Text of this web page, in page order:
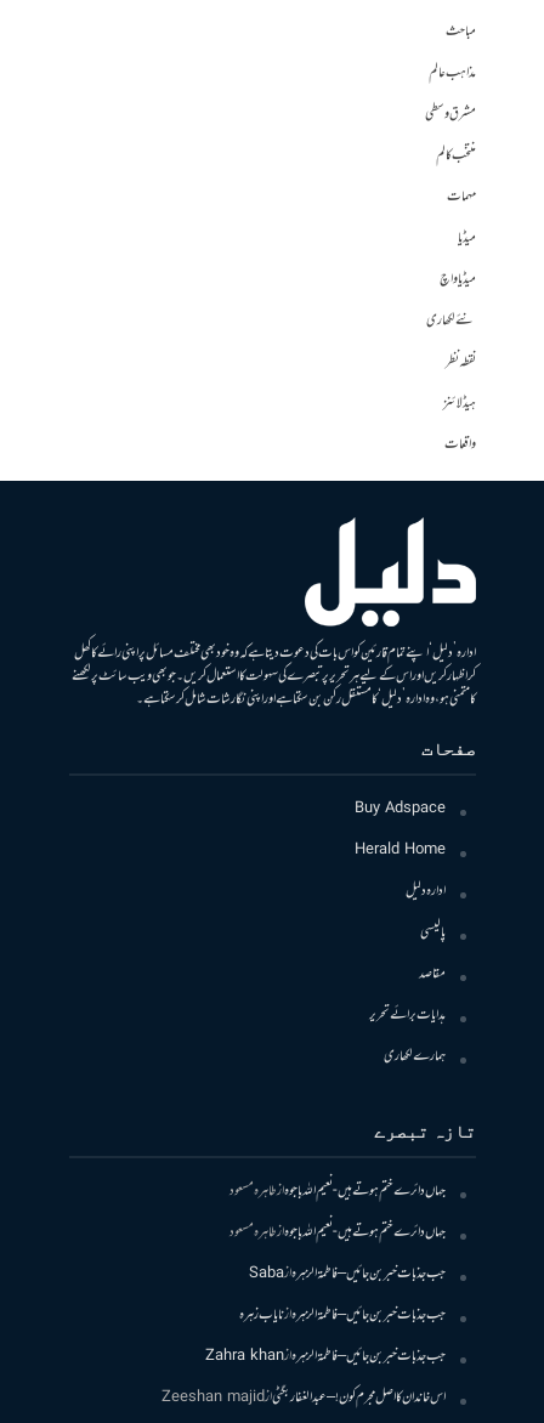
مباحث
مذاہب عالم
مشرق وسطی
منتخب کالم
مہمات
میڈیا
میڈیا واچ
نئے لکھاری
نقطہ نظر
ہیڈلائنز
واقعات
ادارہ ’دلیل‘ اپنے تمام قارئین کو اس بات کی دعوت دیتا ہے کہ وہ خود بھی مختلف مسائل پر اپنی رائے کا کھل
کر اظہار کریں اور اس کے لیے ہر تحریر پر تبصرے کی سہولت کا استعمال کریں۔ جو بھی ویب سائٹ پر لکھنے
کا متمنی ہو، وہ ادارہ ’دلیل‘ کا مستقل رکن بن سکتا ہے اور اپنی نگارشات شامل کرسکتا ہے۔
صفحات
Buy Adspace
Herald Home
ادارہ دلیل
پالیسی
مقاصد
ہدایات برائے تحریر
ہمارے لکھاری
تازہ تبصرے
جہاں دائرے ختم ہوتے ہیں- نعیم اللہ باجوہازطاہرہ مسعود
جہاں دائرے ختم ہوتے ہیں- نعیم اللہ باجوہازطاہرہ مسعود
جب جذبات خبر بن جائیں – فاطمۃالزہرہازSaba
جب جذبات خبر بن جائیں – فاطمۃالزہرہازنایاب زہرہ
جب جذبات خبر بن جائیں – فاطمۃالزہرہازZahra khan
اس خاندان کا اصل مجرم کون! – عبدالغفار بگٹیازZeeshan majid